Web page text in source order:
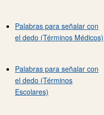
Palabras para señalar con
el dedo (Términos Médicos)
Palabras para señalar con
el dedo (Términos
Escolares)